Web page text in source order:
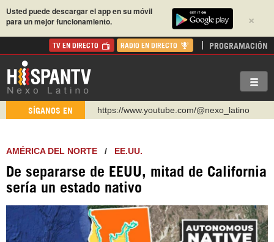
×
Usted puede descargar el app en su móvil
para un mejor funcionamiento.
TV EN DIRECTO RADIO EN DIRECTO PROGRAMACIÓN
SÍGANOS EN
http://twitter.com/nexo_latino
https://urmedium.com/c/hispantv
WhatsApp y Viber: +98 921 79 29 404
Instagram como: hispan_tv
https://www.youtube.com/@nexo_latino
AMÉRICA DEL NORTE / EE.UU.
De separarse de EEUU, mitad de California
sería un estado nativo